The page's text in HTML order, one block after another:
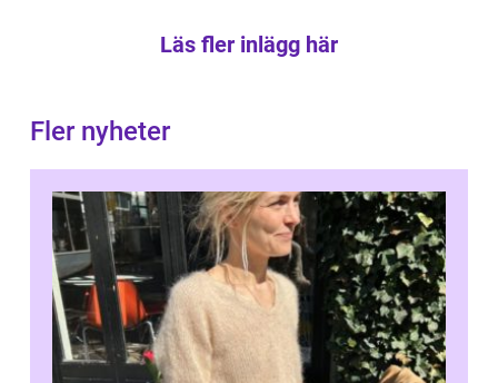
Läs fler inlägg här
Fler nyheter